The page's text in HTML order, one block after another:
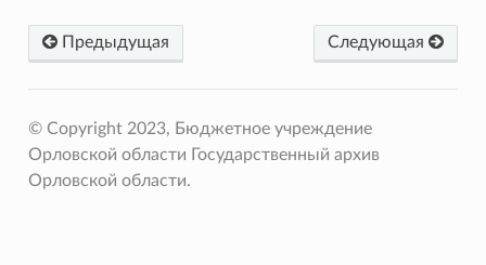
Предыдущая Следующая
© Copyright 2023, Бюджетное учреждение
Орловской области Государственный архив
Орловской области.